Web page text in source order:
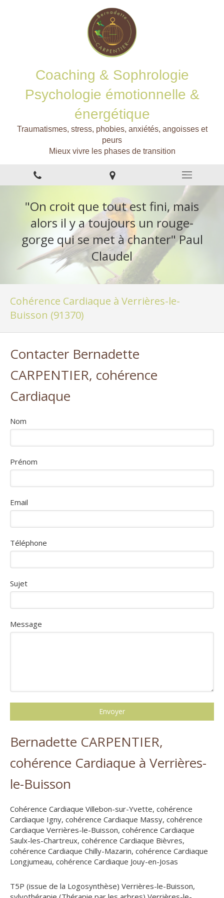
Coaching & Sophrologie
Psychologie émotionnelle &
énergétique
Traumatismes, stress, phobies, anxiétés, angoisses et
peurs
Mieux vivre les phases de transition
"On croit que tout est fini, mais
alors il y a toujours un rouge-
gorge qui se met à chanter" Paul
Claudel
Cohérence Cardiaque à Verrières-le-
Buisson (91370)
Contacter Bernadette
CARPENTIER, cohérence
Cardiaque
Nom
Prénom
Email
Téléphone
Sujet
Message
Envoyer
Bernadette CARPENTIER,
cohérence Cardiaque à Verrières-
le-Buisson
Cohérence Cardiaque Villebon-sur-Yvette, cohérence
Cardiaque Igny, cohérence Cardiaque Massy, cohérence
Cardiaque Verrières-le-Buisson, cohérence Cardiaque
Saulx-les-Chartreux, cohérence Cardiaque Bièvres,
cohérence Cardiaque Chilly-Mazarin, cohérence Cardiaque
Longjumeau, cohérence Cardiaque Jouy-en-Josas
T5P (issue de la Logosynthèse) Verrières-le-Buisson,